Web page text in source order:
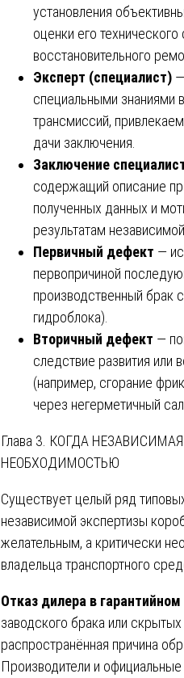
установления
оценки его
восстановительного
Эксперт (специалист)
специальными знаниями
трансмиссий,
дачи заключения.
Заключение
содержащий описание
полученных данных и
результатам
Первичный дефект —
первопричиной
производственный брак
гидроблока).
Вторичный дефект —
следствие развития или
(например, сгорание
через негерметичный
Глава 3. КОГДА
НЕОБХОДИМОСТЬЮ
Существует целый ряд
независимой экспертизы
желательным, а критически
владельца транспортного
Отказ дилера в
заводского брака или
распространённая причина
Производители и